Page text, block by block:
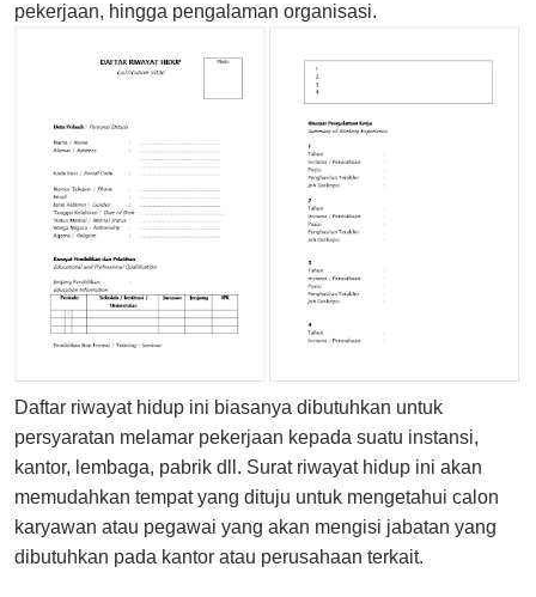
pekerjaan, hingga pengalaman organisasi.
Daftar riwayat hidup ini biasanya dibutuhkan untuk
persyaratan melamar pekerjaan kepada suatu instansi,
kantor, lembaga, pabrik dll. Surat riwayat hidup ini akan
memudahkan tempat yang dituju untuk mengetahui calon
karyawan atau pegawai yang akan mengisi jabatan yang
dibutuhkan pada kantor atau perusahaan terkait.